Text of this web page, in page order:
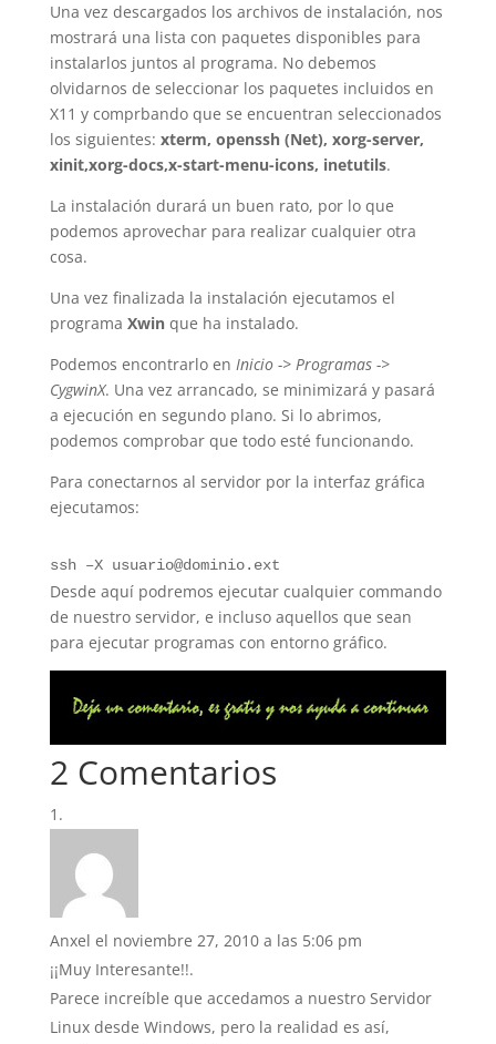
Una vez descargados los archivos de instalación, nos
mostrará una lista con paquetes disponibles para
instalarlos juntos al programa. No debemos
olvidarnos de seleccionar los paquetes incluidos en
X11 y comprbando que se encuentran seleccionados
los siguientes: xterm, openssh (Net), xorg-server,
xinit,xorg-docs,x-start-menu-icons, inetutils.
La instalación durará un buen rato, por lo que
podemos aprovechar para realizar cualquier otra
cosa.
Una vez finalizada la instalación ejecutamos el
programa Xwinque ha instalado.
Podemos encontrarlo en Inicio -> Programas ->
CygwinX. Una vez arrancado, se minimizará y pasará
a ejecución en segundo plano. Si lo abrimos,
podemos comprobar que todo esté funcionando.
Para conectarnos al servidor por la interfaz gráfica
ejecutamos:
ssh –X usuario@dominio.ext
Desde aquí podremos ejecutar cualquier commando
de nuestro servidor, e incluso aquellos que sean
para ejecutar programas con entorno gráfico.
2 Comentarios
Anxel el noviembre 27, 2010 a las 5:06 pm
¡¡Muy Interesante!!.
Parece increíble que accedamos a nuestro Servidor
Linux desde Windows, pero la realidad es así,